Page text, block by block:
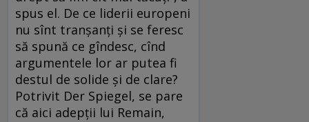
spus el. De ce liderii europeni
nu sînt tranșanți și se feresc
să spună ce gîndesc, cînd
argumentele lor ar putea fi
destul de solide și de clare?
Potrivit Der Spiegel, se pare
că aici adepții lui Remain,